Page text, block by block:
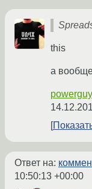
this
а
powerguy
Ответ на:
10:50:13 +00:00